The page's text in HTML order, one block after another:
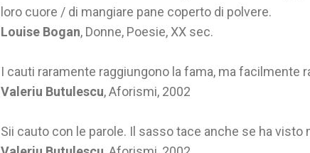
loro cuore / di mangiare pane coperto di polvere.
Louise Bogan, Donne, Poesie, XX sec.
I cauti raramente raggiungono la fama, ma facilmente
Valeriu Butulescu, Aforismi, 2002
Sii cauto con le parole. Il sasso tace anche se ha visto